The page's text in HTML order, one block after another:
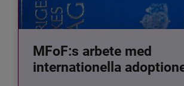
MFoF:s arbete med
internationella